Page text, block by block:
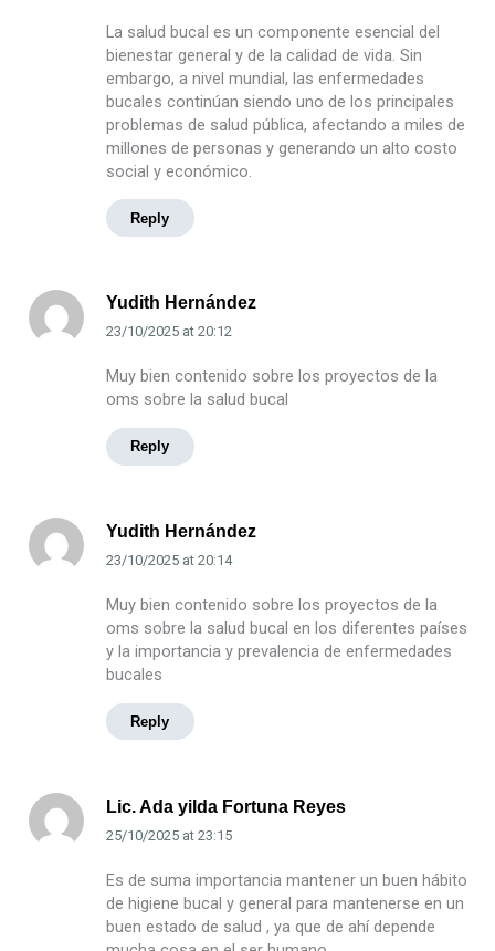
La salud bucal es un componente esencial del
bienestar general y de la calidad de vida. Sin
embargo, a nivel mundial, las enfermedades
bucales continúan siendo uno de los principales
problemas de salud pública, afectando a miles de
millones de personas y generando un alto costo
social y económico.
Reply
Yudith Hernández
23/10/2025at 20:12
Muy bien contenido sobre los proyectos de la
oms sobre la salud bucal
Reply
Yudith Hernández
23/10/2025at 20:14
Muy bien contenido sobre los proyectos de la
oms sobre la salud bucal en los diferentes países
y la importancia y prevalencia de enfermedades
bucales
Reply
Lic. Ada yilda Fortuna Reyes
25/10/2025at 23:15
Es de suma importancia mantener un buen hábito
de higiene bucal y general para mantenerse en un
buen estado de salud , ya que de ahí depende